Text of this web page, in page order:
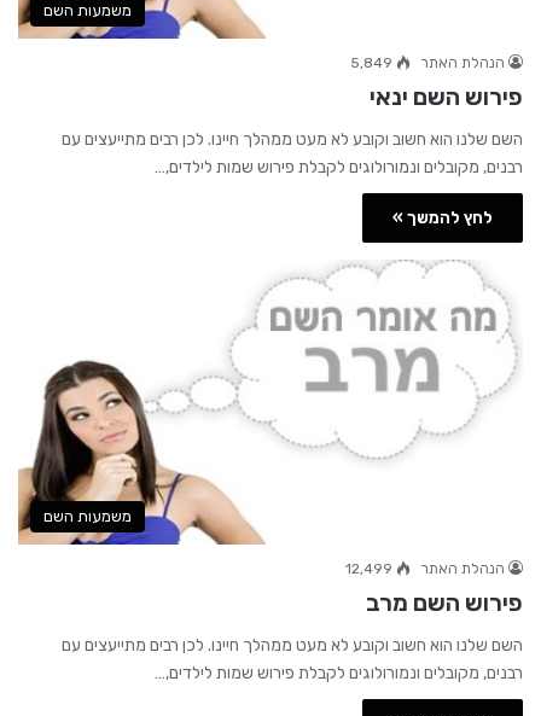
משמעות השם
הנהלת האתר 5,849
פירוש השם ינאי
השם שלנו הוא חשוב וקובע לא מעט ממהלך חיינו. לכן רבים מתייעצים עם
רבנים, מקובלים ונמורולוגים לקבלת פירוש שמות לילדים,…
לחץ להמשך »
משמעות השם
הנהלת האתר 12,499
פירוש השם מרב
השם שלנו הוא חשוב וקובע לא מעט ממהלך חיינו. לכן רבים מתייעצים עם
רבנים, מקובלים ונמורולוגים לקבלת פירוש שמות לילדים,…